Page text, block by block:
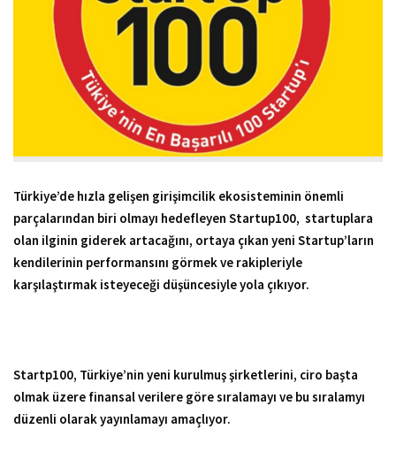
Türkiye’de hızla gelişen girişimcilik ekosisteminin önemli
parçalarından biri olmayı hedefleyen Startup100, startuplara
olan ilginin giderek artacağını, ortaya çıkan yeni Startup’ların
kendilerinin performansını görmek ve rakipleriyle
karşılaştırmak isteyeceği düşüncesiyle yola çıkıyor.
Startp100, Türkiye’nin yeni kurulmuş şirketlerini, ciro başta
olmak üzere finansal verilere göre sıralamayı ve bu sıralamyı
düzenli olarak yayınlamayı amaçlıyor.